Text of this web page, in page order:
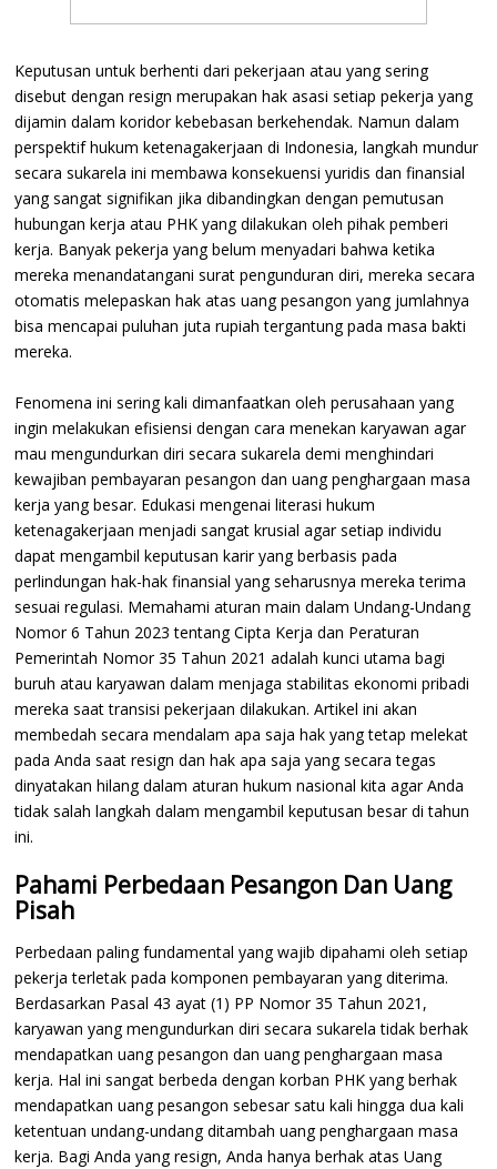
Keputusan untuk berhenti dari pekerjaan atau yang sering
disebut dengan resign merupakan hak asasi setiap pekerja yang
dijamin dalam koridor kebebasan berkehendak. Namun dalam
perspektif hukum ketenagakerjaan di Indonesia, langkah mundur
secara sukarela ini membawa konsekuensi yuridis dan finansial
yang sangat signifikan jika dibandingkan dengan pemutusan
hubungan kerja atau PHK yang dilakukan oleh pihak pemberi
kerja. Banyak pekerja yang belum menyadari bahwa ketika
mereka menandatangani surat pengunduran diri, mereka secara
otomatis melepaskan hak atas uang pesangon yang jumlahnya
bisa mencapai puluhan juta rupiah tergantung pada masa bakti
mereka.
Fenomena ini sering kali dimanfaatkan oleh perusahaan yang
ingin melakukan efisiensi dengan cara menekan karyawan agar
mau mengundurkan diri secara sukarela demi menghindari
kewajiban pembayaran pesangon dan uang penghargaan masa
kerja yang besar. Edukasi mengenai literasi hukum
ketenagakerjaan menjadi sangat krusial agar setiap individu
dapat mengambil keputusan karir yang berbasis pada
perlindungan hak-hak finansial yang seharusnya mereka terima
sesuai regulasi. Memahami aturan main dalam Undang-Undang
Nomor 6 Tahun 2023 tentang Cipta Kerja dan Peraturan
Pemerintah Nomor 35 Tahun 2021 adalah kunci utama bagi
buruh atau karyawan dalam menjaga stabilitas ekonomi pribadi
mereka saat transisi pekerjaan dilakukan. Artikel ini akan
membedah secara mendalam apa saja hak yang tetap melekat
pada Anda saat resign dan hak apa saja yang secara tegas
dinyatakan hilang dalam aturan hukum nasional kita agar Anda
tidak salah langkah dalam mengambil keputusan besar di tahun
ini.
Pahami Perbedaan Pesangon Dan Uang
Pisah
Perbedaan paling fundamental yang wajib dipahami oleh setiap
pekerja terletak pada komponen pembayaran yang diterima.
Berdasarkan Pasal 43 ayat (1) PP Nomor 35 Tahun 2021,
karyawan yang mengundurkan diri secara sukarela tidak berhak
mendapatkan uang pesangon dan uang penghargaan masa
kerja. Hal ini sangat berbeda dengan korban PHK yang berhak
mendapatkan uang pesangon sebesar satu kali hingga dua kali
ketentuan undang-undang ditambah uang penghargaan masa
kerja. Bagi Anda yang resign, Anda hanya berhak atas Uang